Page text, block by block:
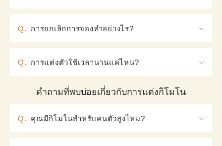
คิดค่าบริการ 100% ของค่าบริการ
หากต้องการยกเลิก กรุณาทำการยกเลิกด้วยตนเองผ่าน
การจอง ก่อนวันนัดหมายอย่างน้อย 2 วัน หากมีคำถาม
กรุณาติดต่อเราทาง แบบฟอร์มติดต่อ
Q.
การยกเลิกการจองทำอย่างไร?
รายละเอียดได้บนเว็บไซต์] ในข้อ 3 ของอีเมลยืนยัน
การจอง ภายในระยะเวลาไม่เกินสองวันก่อนวันที่นัด
ยกเลิกดังนี้: ยกเลิกล่วงหน้า 2 วันก่อนวันจอง: ยกเลิกฟรี
ยกเลิกในวันก่อนหรือในวันจอง: เรียกเก็บ 100% ของค่า
บริการ
Q. การแต่งตัวใช้เวลานานแค่ไหน?
และฤดูใบไม้ร่วง ซึ่งเป็นช่วงที่มีคนมาก อาจใช้เวลา
ประมาณ 90 นาที กรุณาทราบ
คำถามที่พบบ่อยเกี่ยวกับการแต่งกิโมโน
Q. คุณมีกิโมโนสำหรับคนตัวสูงไหม?